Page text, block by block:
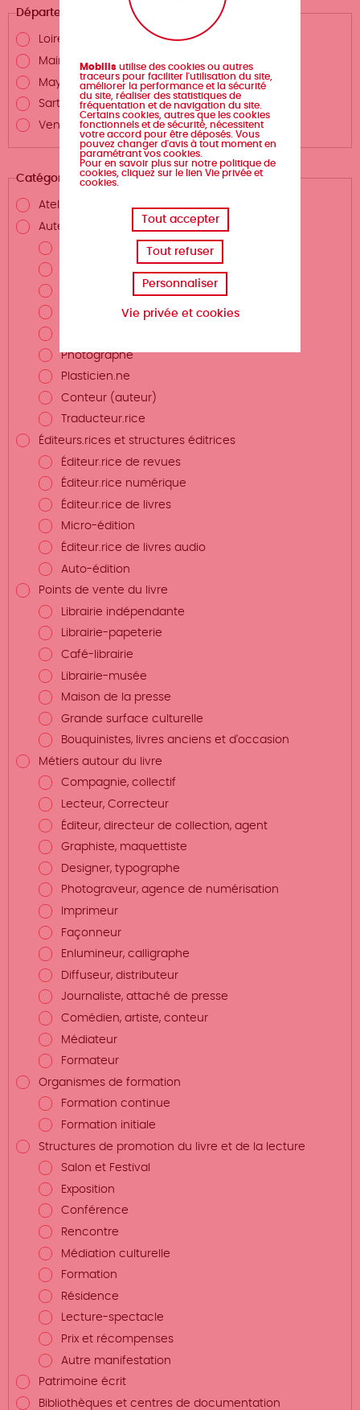
Département
Loire-Atlantique
Maine-et-Loire
Mayenne
Sarthe
Vendée
Catégories
Atelier d'écriture
Auteurs.rices et métiers de la création
Dessinateur.rice
Photographe
Plasticien.ne
Conteur (auteur)
Traducteur.rice
Éditeurs.rices et structures éditrices
Éditeur.rice de revues
Éditeur.rice numérique
Éditeur.rice de livres
Micro-édition
Éditeur.rice de livres audio
Auto-édition
Points de vente du livre
Librairie indépendante
Librairie-papeterie
Café-librairie
Librairie-musée
Maison de la presse
Grande surface culturelle
Bouquinistes, livres anciens et d'occasion
Métiers autour du livre
Compagnie, collectif
Lecteur, Correcteur
Éditeur, directeur de collection, agent
Graphiste, maquettiste
Designer, typographe
Photograveur, agence de numérisation
Imprimeur
Façonneur
Enlumineur, calligraphe
Diffuseur, distributeur
Journaliste, attaché de presse
Comédien, artiste, conteur
Médiateur
Formateur
Organismes de formation
Formation continue
Formation initiale
Structures de promotion du livre et de la lecture
Salon et Festival
Exposition
Conférence
Rencontre
Médiation culturelle
Formation
Résidence
Lecture-spectacle
Prix et récompenses
Autre manifestation
Patrimoine écrit
Bibliothèques et centres de documentation
Mobilis utilise des cookies ou autres
traceurs pour faciliter l'utilisation du site,
améliorer la performance et la sécurité
du site, réaliser des statistiques de
fréquentation et de navigation du site.
Certains cookies, autres que les cookies
fonctionnels et de sécurité, nécessitent
votre accord pour être déposés. Vous
pouvez changer d'avis à tout moment en
paramétrant vos cookies.
Pour en savoir plus sur notre politique de
cookies, cliquez sur le lien Vie privée et
cookies.
Tout accepter
Tout refuser
Personnaliser
Vie privée et cookies